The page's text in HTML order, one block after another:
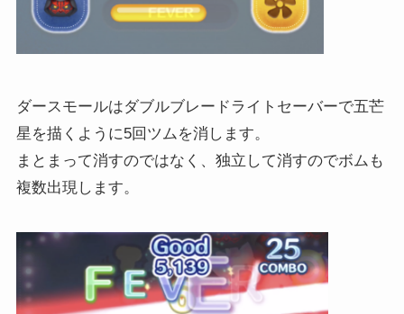
ダースモールはダブルブレードライトセーバーで五芒
星を描くように5回ツムを消します。
まとまって消すのではなく、独立して消すのでボムも
複数出現します。